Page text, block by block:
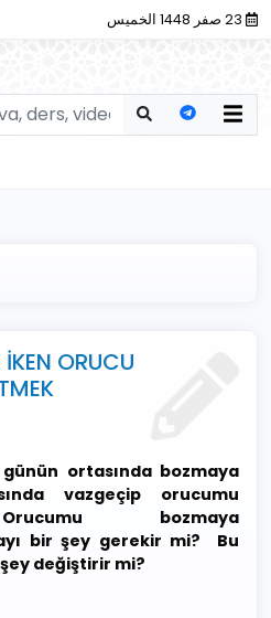
ORUCU
ortasında bozmaya
vazgeçip orucumu
bozmaya
bir şey gerekir mi? Bu
değiştirir mi?